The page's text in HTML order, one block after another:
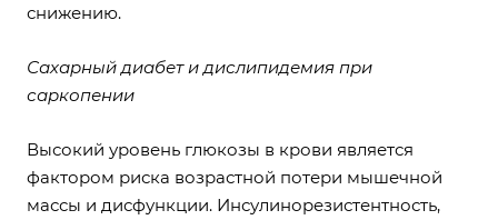
снижению.
Сахарный диабет и дислипидемия при
саркопении
Высокий уровень глюкозы в крови является
фактором риска возрастной потери мышечной
массы и дисфункции. Инсулинорезистентность,